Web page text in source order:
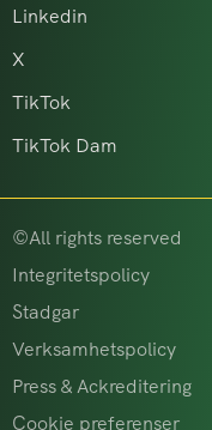
Linkedin
X
TikTok
TikTok Dam
©All rights reserved
Integritetspolicy
Stadgar
Verksamhetspolicy
Press & Ackreditering
Cookie preferenser